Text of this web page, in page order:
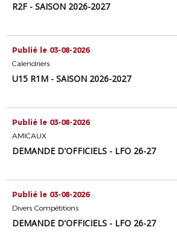
R2F - SAISON 2026-2027
Publié le 03-08-2026
Calendriers
U15 R1M - SAISON 2026-2027
Publié le 03-08-2026
AMICAUX
DEMANDE D'OFFICIELS - LFO 26-27
Publié le 03-08-2026
Divers Compétitions
DEMANDE D'OFFICIELS - LFO 26-27